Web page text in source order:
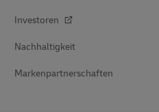
Investoren
Nachhaltigkeit
Markenpartnerschaften